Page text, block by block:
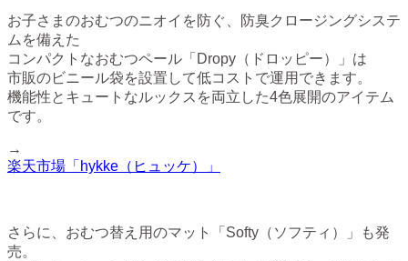
お子さまのおむつのニオイを防ぐ、防臭クロージングシステ
ムを備えた
コンパクトなおむつペール「Dropy（ドロッピー）」は
市販のビニール袋を設置して低コストで運用できます。
機能性とキュートなルックスを両立した4色展開のアイテム
です。
→
楽天市場「hykke（ヒュッケ）」
さらに、おむつ替え用のマット「Softy（ソフティ）」も発
売。